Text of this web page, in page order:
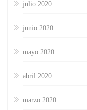
julio 2020
junio 2020
mayo 2020
abril 2020
marzo 2020